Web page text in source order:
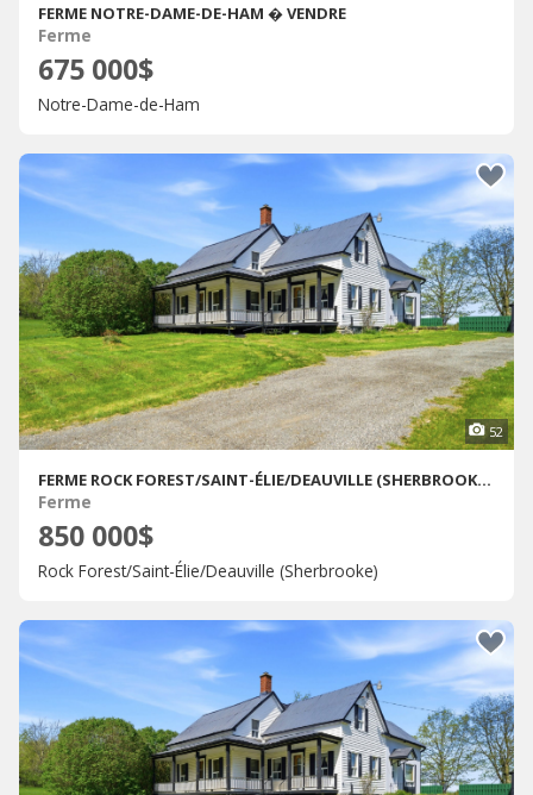
FERME NOTRE-DAME-DE-HAM � VENDRE
Ferme
675 000$
Notre-Dame-de-Ham
52
FERME ROCK FOREST/SAINT-ÉLIE/DEAUVILLE (SHERBROOKE) À VENDRE
Ferme
850 000$
Rock Forest/Saint-Élie/Deauville (Sherbrooke)